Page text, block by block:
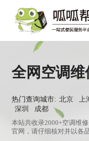
全网空调
热门查询城市: 北京 上
深圳
成都
本站共收录2000+空调维
官网，请仔细核对并以各